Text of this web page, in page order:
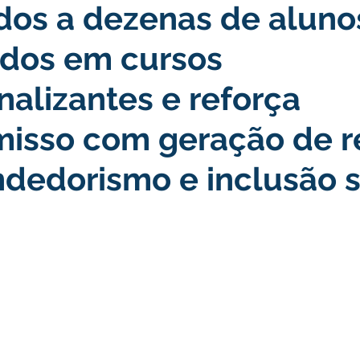
e Governo Políticas Públicas Nota de Pesar
Licitações Esporte Meio Ambiente
a dezenas de
em cursos
e reforça
com geração de
e inclusão